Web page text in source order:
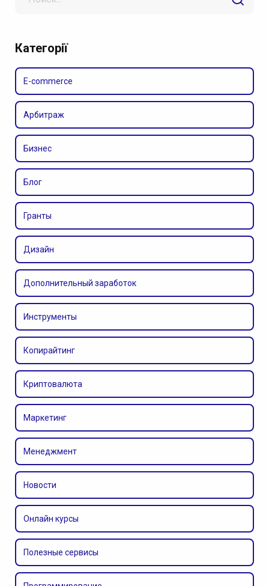
Категорії
E-commerce
Арбитраж
Бизнес
Блог
Гранты
Дизайн
Дополнительный заработок
Инструменты
Копирайтинг
Криптовалюта
Маркетинг
Менеджмент
Новости
Онлайн курсы
Полезные сервисы